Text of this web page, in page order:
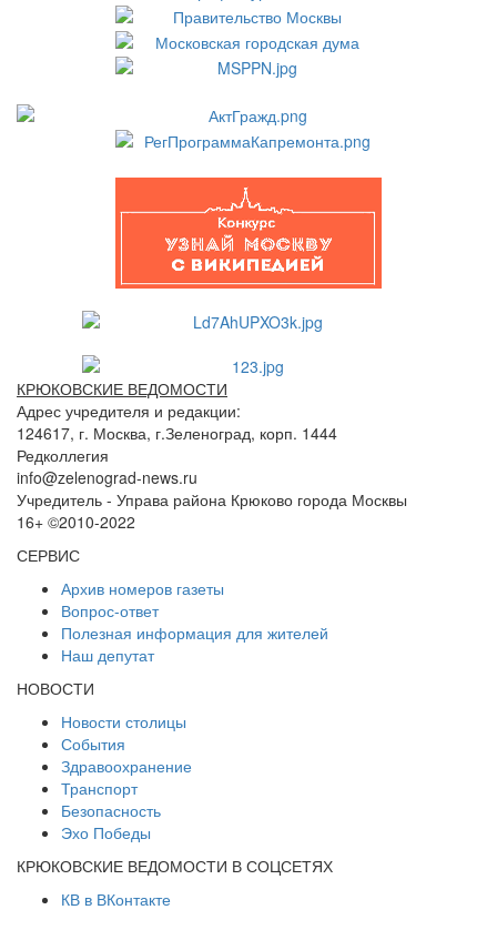
КРЮКОВСКИЕ ВЕДОМОСТИ
Адрес учредителя и редакции:
124617, г. Москва, г.Зеленоград, корп. 1444
Редколлегия
info@zelenograd-news.ru
Учредитель - Управа района Крюково города Москвы
16+ ©2010-2022
СЕРВИС
Архив номеров газеты
Вопрос-ответ
Полезная информация для жителей
Наш депутат
НОВОСТИ
Новости столицы
События
Здравоохранение
Транспорт
Безопасность
Эхо Победы
КРЮКОВСКИЕ ВЕДОМОСТИ В СОЦСЕТЯХ
КВ в ВКонтакте